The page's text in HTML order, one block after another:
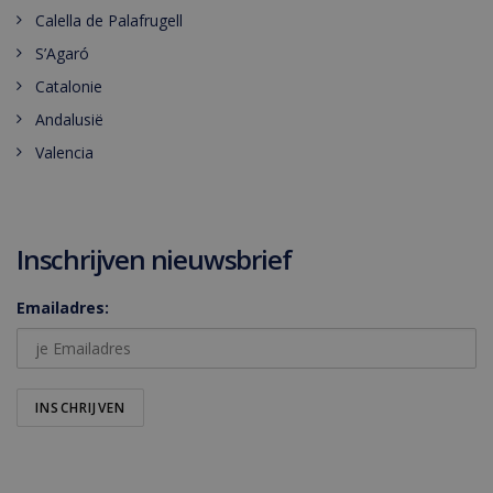
Calella de Palafrugell
S’Agaró
Catalonie
Andalusië
Valencia
Inschrijven nieuwsbrief
Emailadres: